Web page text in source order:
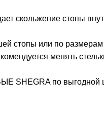
скольжение стопы
стопы или по
менять
SHEGRA по выгодной